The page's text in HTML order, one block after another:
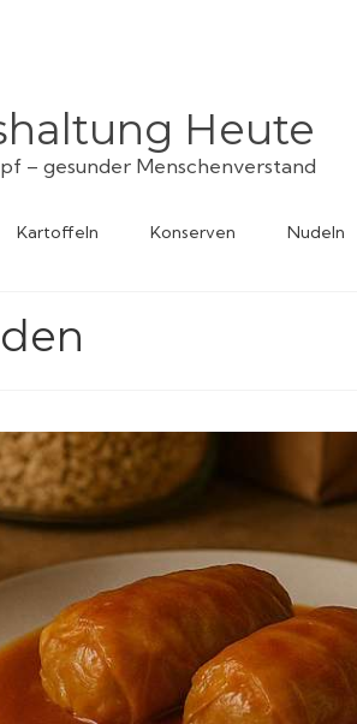
Heute
– gesunder Menschenverstand
Kartoffeln Konserven Nudeln